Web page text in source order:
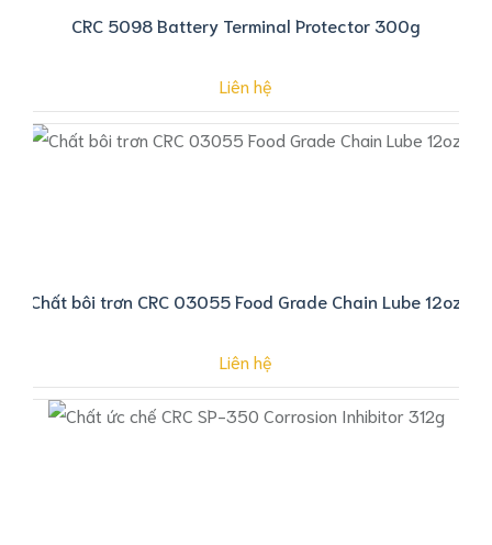
CRC 5098 Battery Terminal Protector 300g
Liên hệ
Chất bôi trơn CRC 03055 Food Grade Chain Lube 12oz
Liên hệ